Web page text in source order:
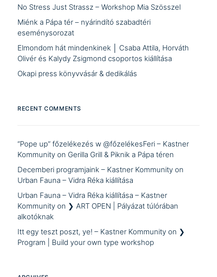
No Stress Just Strassz – Workshop Mia Szösszel
Miénk a Pápa tér – nyárindító szabadtéri
eseménysorozat
Elmondom hát mindenkinek │ Csaba Attila, Horváth
Olivér és Kalydy Zsigmond csoportos kiállítása
Okapi press könyvvásár & dedikálás
RECENT COMMENTS
“Pope up” főzelékezés w @főzelékesFeri – Kastner
Kommunity on Gerilla Grill & Piknik a Pápa téren
Decemberi programjaink – Kastner Kommunity on
Urban Fauna – Vidra Réka kiállítása
Urban Fauna – Vidra Réka kiállítása – Kastner
Kommunity on ❯ ART OPEN | Pályázat túlórában
alkotóknak
Itt egy teszt poszt, ye! – Kastner Kommunity on ❯
Program | Build your own type workshop